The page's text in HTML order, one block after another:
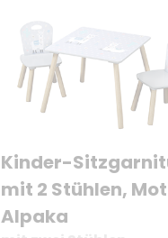
Kinder-
mit 2 Stühlen,
Alpaka